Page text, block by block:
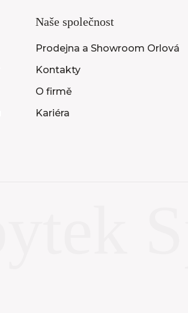
Naše společnost
Prodejna a Showroom Orlová
Kontakty
O firmě
Kariéra